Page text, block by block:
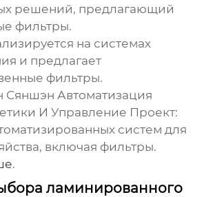
решений, предлагающий
фильтры.
на системах
и предлагает
фильтры.
Автоматизация
И Управление Проект:
систем для
включая фильтры.
.
ламинированного